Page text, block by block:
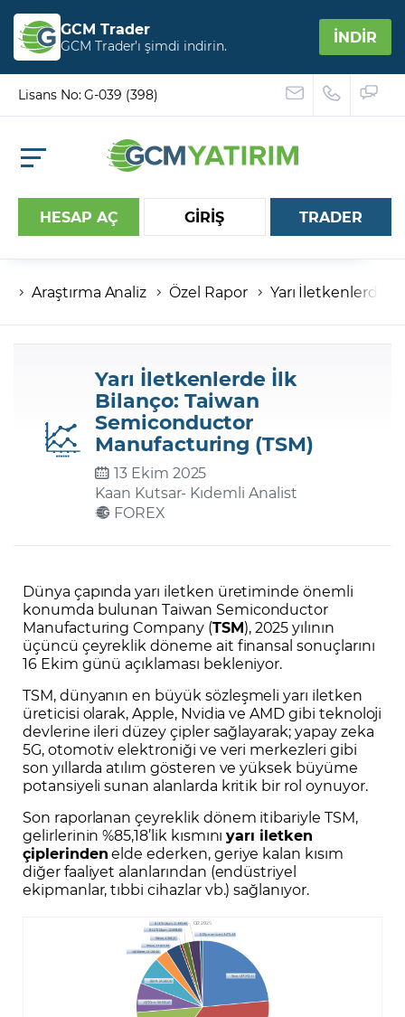
GCM Trader
GCM Trader’ı şimdi indirin. İNDİR
Lisans No: G-039 (398)
HESAP AÇ GİRİŞ
Hesap numaranız
Şifreniz
Şifremi Unuttum
TRADER
Araştırma Analiz Özel Rapor Yarı İletkenlerde
Yarı İletkenlerde İlk
Bilanço: Taiwan
Semiconductor
Manufacturing (TSM)
13 Ekim 2025
Kaan Kutsar- Kıdemli Analist
FOREX
Dünya çapında yarı iletken üretiminde önemli
konumda bulunan Taiwan Semiconductor
Manufacturing Company (TSM), 2025 yılının
üçüncü çeyreklik döneme ait finansal sonuçlarını
16 Ekim günü açıklaması bekleniyor.
TSM, dünyanın en büyük sözleşmeli yarı iletken
üreticisi olarak, Apple, Nvidia ve AMD gibi teknoloji
devlerine ileri düzey çipler sağlayarak; yapay zeka
5G, otomotiv elektroniği ve veri merkezleri gibi
son yıllarda atılım gösteren ve yüksek büyüme
potansiyeli sunan alanlarda kritik bir rol oynuyor.
Son raporlanan çeyreklik dönem itibariyle TSM,
gelirlerinin %85,18’lik kısmınıyarı iletken
çiplerindenelde ederken, geriye kalan kısım
diğer faaliyet alanlarından (endüstriyel
ekipmanlar, tıbbi cihazlar vb.) sağlanıyor.